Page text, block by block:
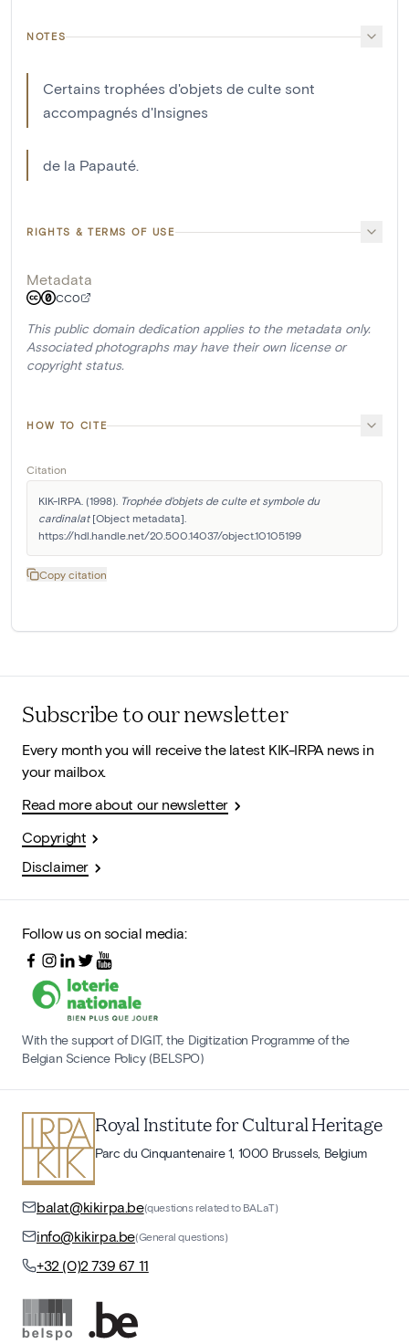
NOTES
Certains trophées d'objets de culte sont
accompagnés d'Insignes
de la Papauté.
RIGHTS & TERMS OF USE
Metadata
CC0
This public domain dedication applies to the metadata only.
Associated photographs may have their own license or
copyright status.
HOW TO CITE
Citation
KIK-IRPA. (1998). Trophée d'objets de culte et symbole du
cardinalat [Object metadata].
https://hdl.handle.net/20.500.14037/object.10105199
Copy citation
Subscribe to our newsletter
Every month you will receive the latest KIK-IRPA news in
your mailbox.
Read more about our newsletter
Copyright
Disclaimer
Follow us on social media:
With the support of DIGIT, the Digitization Programme of the
Belgian Science Policy (BELSPO)
Royal Institute for Cultural Heritage
Parc du Cinquantenaire 1, 1000 Brussels, Belgium
balat@kikirpa.be(questions related to BALaT)
info@kikirpa.be(General questions)
+32 (0)2 739 67 11